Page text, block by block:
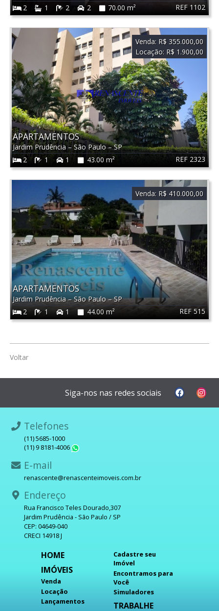
REF 1102
2
1 2 2 70.00 m²
REF 2323
APARTAMENTOS
Jardim Prudência–São Paulo–SP
2
1 1 43.00 m²
Venda: R$ 355.000,00
Locação: R$ 1.900,00
REF 515
APARTAMENTOS
Jardim Prudência–São Paulo–SP
2
1 1 44.00 m²
Venda: R$ 410.000,00
Voltar
Siga-nos nas redes sociais
Telefones
(11) 5685-1000
(11) 9 8181-4006
E-mail
renascente@renascenteimoveis.com.br
Endereço
Rua Francisco Teles Dourado,307
Jardim Prudência - São Paulo / SP
CEP: 04649-040
CRECI 14918 J
HOME
IMÓVEIS
Venda
Locação
Lançamentos
Cadastre seu
Imóvel
Encontramos para
Você
Simuladores
TRABALHE